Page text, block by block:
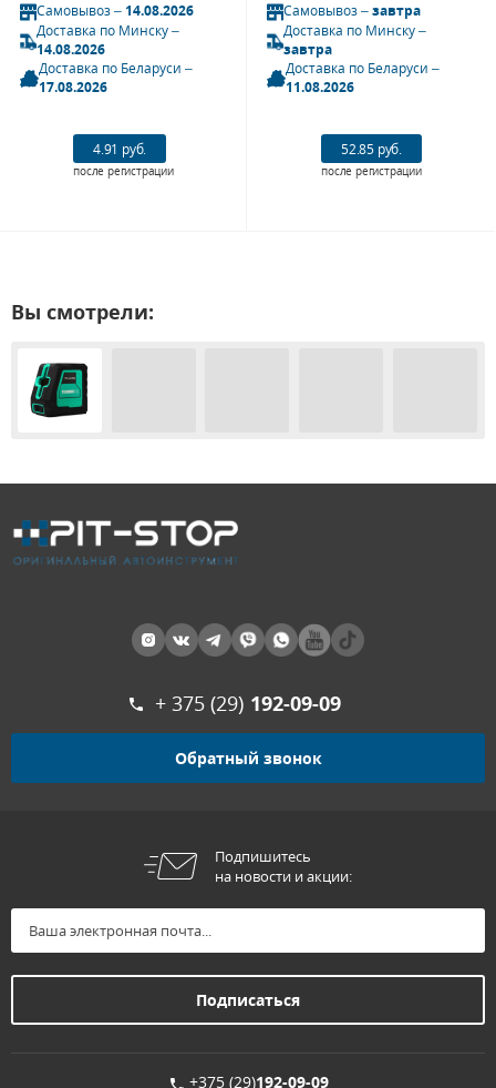
Самовывоз –14.08.2026
Доставка по Минску –
14.08.2026
Доставка по Беларуси –
17.08.2026
4.91 руб.
после регистрации
Самовывоз –завтра
Доставка по Минску –
завтра
Доставка по Беларуси –
11.08.2026
52.85 руб.
после регистрации
Вы смотрели:
+ 375 (29) 192-09-09
Обратный звонок
Подпишитесь
на новости и акции:
+375 (29)192-09-09